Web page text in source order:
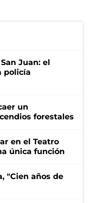
Juan: el
policía
un
forestales
en el Teatro
única función
"Cien años de